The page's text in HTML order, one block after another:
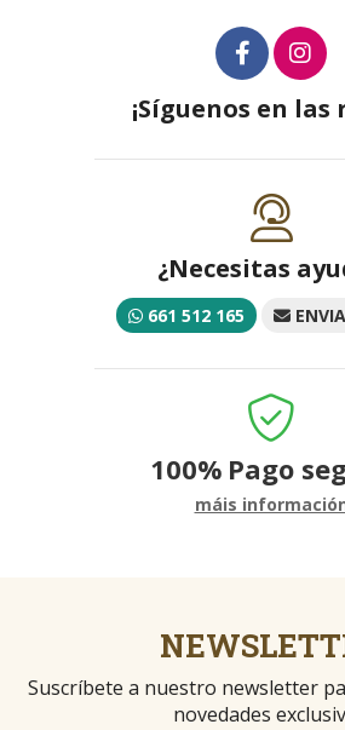
¡Síguenos en las
¿Necesitas
661 512 165
100% Pago
máis
Suscríbete a nuestro newsletter
novedades